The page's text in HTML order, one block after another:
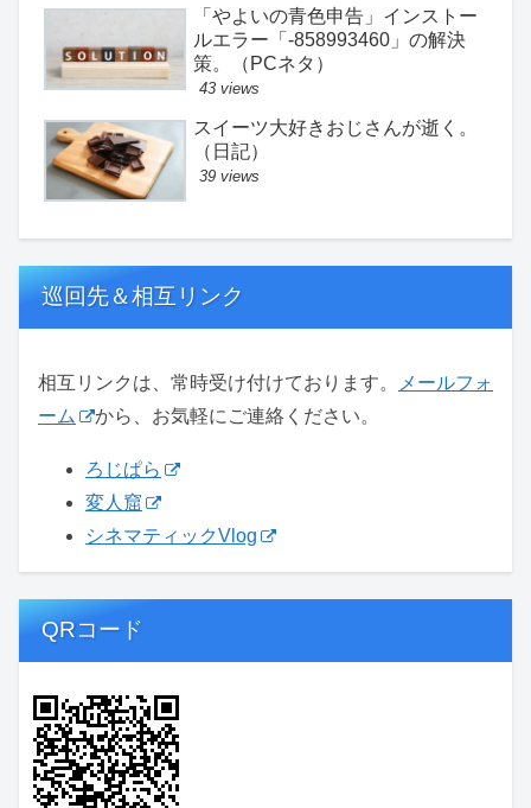
「やよいの青色申告」インストー
ルエラー「-858993460」の解決
策。（PCネタ）
43 views
スイーツ大好きおじさんが逝く。
（日記）
39 views
巡回先＆相互リンク
相互リンクは、常時受け付けております。
メールフォ
ーム
から、お気軽にご連絡ください。
ろじぱら
変人窟
シネマティックVlog
QRコード